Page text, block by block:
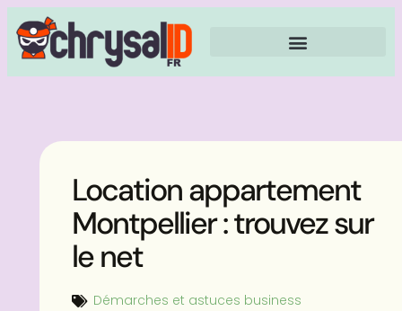
Location appartement
Montpellier : trouvez sur
le net
Démarches et astuces business